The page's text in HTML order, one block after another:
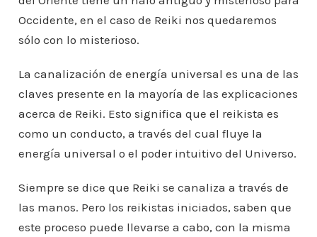
Occidente, en el caso de Reiki nos quedaremos
sólo con lo misterioso.
La canalización de energía universal es una de las
claves presente en la mayoría de las explicaciones
acerca de Reiki. Esto significa que el reikista es
como un conducto, a través del cual fluye la
energía universal o el poder intuitivo del Universo.
Siempre se dice que Reiki se canaliza a través de
las manos. Pero los reikistas iniciados, saben que
este proceso puede llevarse a cabo, con la misma